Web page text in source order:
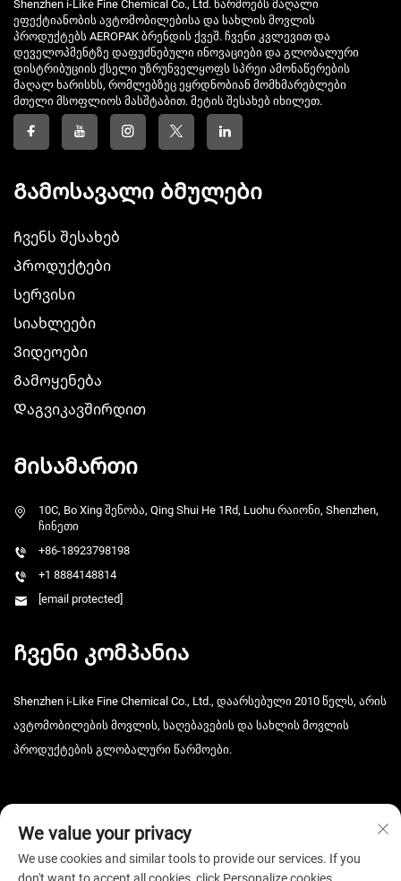
Shenzhen i-Like Fine Chemical Co., Ltd. წარმოებს მაღალი
ეფექტიანობის ავტომობილებისა და სახლის მოვლის
პროდუქტებს AEROPAK ბრენდის ქვეშ. ჩვენი კვლევით და
დეველოპმენტზე დაფუძნებული ინოვაციები და გლობალური
დისტრიბუციის ქსელი უზრუნველყოფს სპრეი ამონაწერების
მაღალ ხარისხს, რომლებზეც ეყრდნობიან მომხმარებლები
მთელი მსოფლიოს მასშტაბით. მეტის შესახებ იხილეთ.
Გამოსავალი ბმულები
Ჩვენს შესახებ
Პროდუქტები
Სერვისი
Სიახლეები
Ვიდეოები
Გამოყენება
Დაგვიკავშირდით
Მისამართი
10C, Bo Xing შენობა, Qing Shui He 1Rd, Luohu რაიონი, Shenzhen,
ჩინეთი
+86-18923798198
+1 8884148814
[email protected]
Ჩვენი კომპანია
Shenzhen i-Like Fine Chemical Co., Ltd., დაარსებული 2010 წელს, არის
ავტომობილების მოვლის, საღებავების და სახლის მოვლის
პროდუქტების გლობალური წარმოები.
We value your privacy
We use cookies and similar tools to provide our services. If you